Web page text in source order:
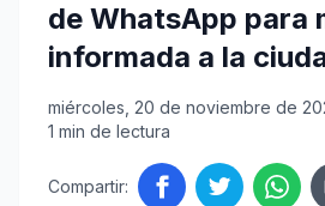
de WhatsApp para
informada a la
miércoles, 20 de noviembre de
1 min de lectura
Compartir: